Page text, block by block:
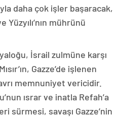
daha çok işler başaracak,
Yüzyılı’nın mührünü
İsrail zulmüne karşı
Gazze’de işlenen
memnuniyet vericidir.
ısrar ve inatla Refah’a
sürmesi, savaşı Gazze’nin